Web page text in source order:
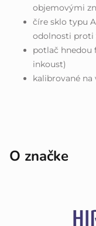
objemovými
číre sklo typu
odolnosti proti
potlač hnedou
inkoust)
kalibrované na
O značke